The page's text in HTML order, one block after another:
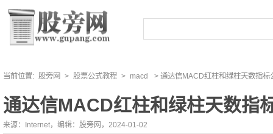
当前位置: 股旁网 > 股票公式教程 > macd > 通达信MACD红柱和绿柱天数指标
通达信MACD红柱和绿柱天数指
来源：Internet，编辑：股旁网，2024-01-02